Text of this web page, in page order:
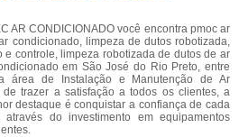
AR CONDICIONADO você encontra pmoc ar
condicionado, limpeza de dutos robotizada,
controle, limpeza robotizada de dutos de ar
em São José do Rio Preto, entre
área de Instalação e Manutenção de Ar
trazer a satisfação a todos os clientes, a
destaque é conquistar a confiança de cada
do investimento em equipamentos